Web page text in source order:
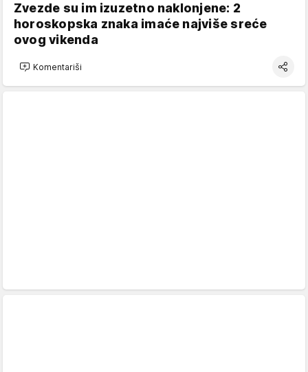
Zvezde su im izuzetno naklonjene: 2
horoskopska znaka imaće najviše sreće
ovog vikenda
Komentariši